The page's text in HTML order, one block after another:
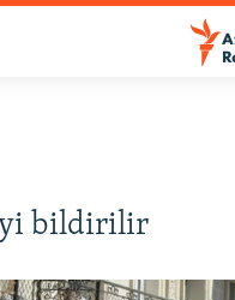
bildirilir